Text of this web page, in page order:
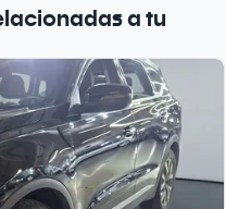
a tu